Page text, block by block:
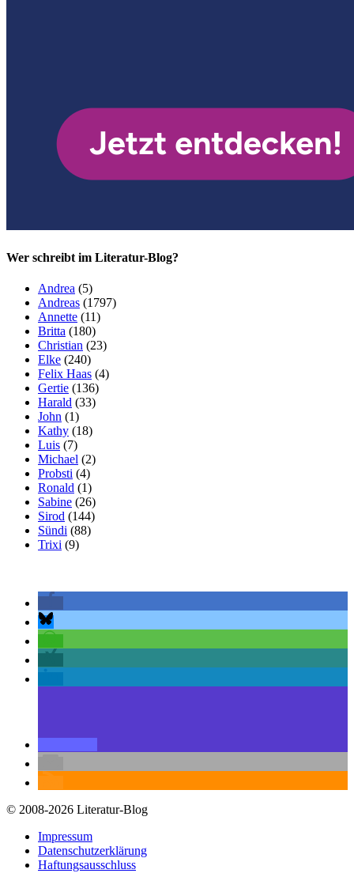
Wer schreibt im Literatur-Blog?
Andrea (5)
Andreas (1797)
Annette (11)
Britta (180)
Christian (23)
Elke (240)
Felix Haas (4)
Gertie (136)
Harald (33)
John (1)
Kathy (18)
Luis (7)
Michael (2)
Probsti (4)
Ronald (1)
Sabine (26)
Sirod (144)
Sündi (88)
Trixi (9)
© 2008-2026 Literatur-Blog
Impressum
Datenschutzerklärung
Haftungsausschluss